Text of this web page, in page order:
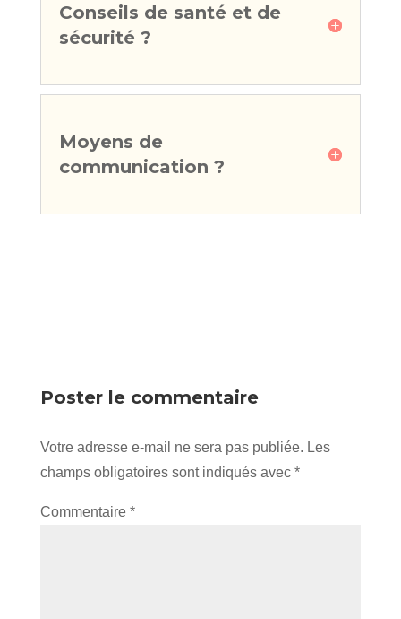
Conseils de santé et de
sécurité ?
Moyens de
communication ?
Poster le commentaire
Votre adresse e-mail ne sera pas publiée. Les
champs obligatoires sont indiqués avec *
Commentaire *